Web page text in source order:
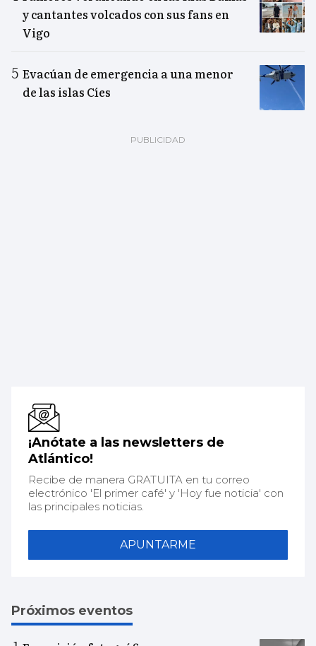
y cantantes volcados con sus fans en
Vigo
Evacúan de emergencia a una menor
de las islas Cíes
¡Anótate a las newsletters de
Atlántico!
Recibe de manera GRATUITA en tu correo
electrónico 'El primer café' y 'Hoy fue noticia' con
las principales noticias.
APUNTARME
Próximos eventos